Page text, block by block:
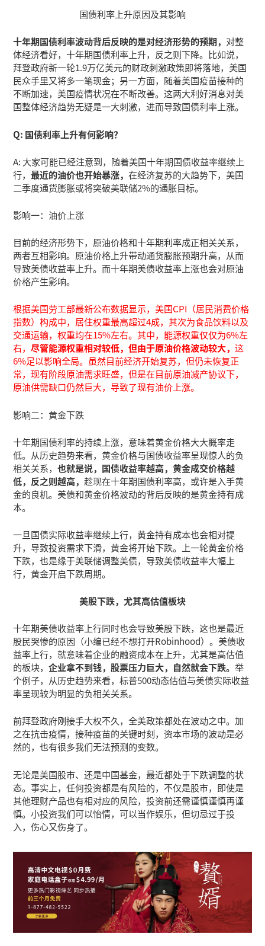
国债利率上升原因及其影响
十年期国债利率波动背后反映的是对经济形势的预期， 对整
体经济看好，十年期国债利率上升，反之则下降。比如说，
拜登政府新一轮1.9万亿美元的财政刺激政策即将落地，美国
民众手里又将多一笔现金；另一方面，随着美国疫苗接种的
不断加速，美国疫情状况在不断改善。这两大利好消息对美
国整体经济趋势无疑是一大刺激，进而导致国债利率上涨。
Q: 国债利率上升有何影响？
A: 大家可能已经注意到，随着美国十年期国债收益率继续上
行，最近的油价也开始暴涨，在经济复苏的大趋势下，美国
二季度通货膨胀或将突破美联储2%的通胀目标。
影响一：油价上涨
目前的经济形势下，原油价格和十年期利率成正相关关系，
两者互相影响。原油价格上升带动通货膨胀预期升高，从而
导致美债收益率上升。而十年期美债收益率上涨也会对原油
价格产生影响。
根据美国劳工部最新公布数据显示，美国CPI（居民消费价格
指数）构成中，居住权重最高超过4成，其次为食品饮料以及
交通运输，权重均在15%左右。其中，能源权重仅仅为6%左
右，尽管能源权重相对较低，但由于原油价格波动较大，这
6%足以影响全局。虽然目前经济开始复苏，但仍未恢复正
常，现有阶段原油需求旺盛，但是在目前原油减产协议下，
原油供需缺口仍然巨大，导致了现有油价上涨。
影响二：黄金下跌
十年期国债利率的持续上涨，意味着黄金价格大大概率走
低。从历史趋势来看，黄金价格与国债收益率呈现惊人的负
相关关系，也就是说，国债收益率越高，黄金成交价格越
低，反之则越高，趁现在十年期国债利率高，或许是入手黄
金的良机。美债和黄金价格波动的背后反映的是黄金持有成
本。
一旦国债实际收益率继续上行，黄金持有成本也会相对提
升，导致投资需求下滑，黄金将开始下跌。上一轮黄金价格
下跌，也是缘于美联储调整美债，导致美债收益率大幅上
行，黄金开启下跌周期。
美股下跌，尤其高估值板块
十年期美债收益率上行同时也会导致美股下跌，这也是最近
股民哭惨的原因（小编已经不想打开Robinhood）。美债收
益率上行，就意味着企业的融资成本在上升，尤其是高估值
的板块，企业拿不到钱，股票压力巨大，自然就会下跌。举
个例子，从历史趋势来看，标普500动态估值与美债实际收益
率呈现较为明显的负相关关系。
前拜登政府刚接手大权不久，全美政策都处在波动之中。加
之在抗击疫情，接种疫苗的关键时刻，资本市场的波动是必
然的，也有很多我们无法预测的变数。
无论是美国股市、还是中国基金，最近都处于下跌调整的状
态。事实上，任何投资都是有风险的，不仅是股市，即使是
其他理财产品也有相对应的风险，投资前还需谨慎谨慎再谨
慎。小投资我们可以怡情，可以当作娱乐，但切忌过于投
入，伤心又伤身了。